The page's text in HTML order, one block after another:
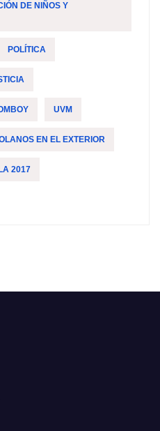
DE NIÑOS Y
POLÍTICA
UVM
EN EL EXTERIOR
2017